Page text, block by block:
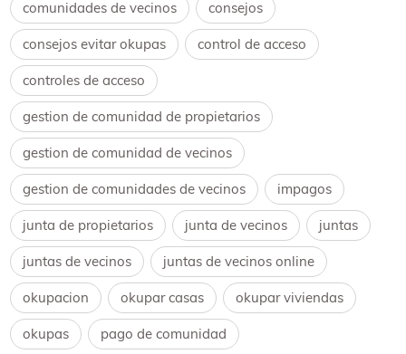
comunidades de vecinos consejos
consejos evitar okupas control de acceso
controles de acceso
gestion de comunidad de propietarios
gestion de comunidad de vecinos
gestion de comunidades de vecinos impagos
junta de propietarios junta de vecinos juntas
juntas de vecinos juntas de vecinos online
okupacion okupar casas okupar viviendas
okupas pago de comunidad